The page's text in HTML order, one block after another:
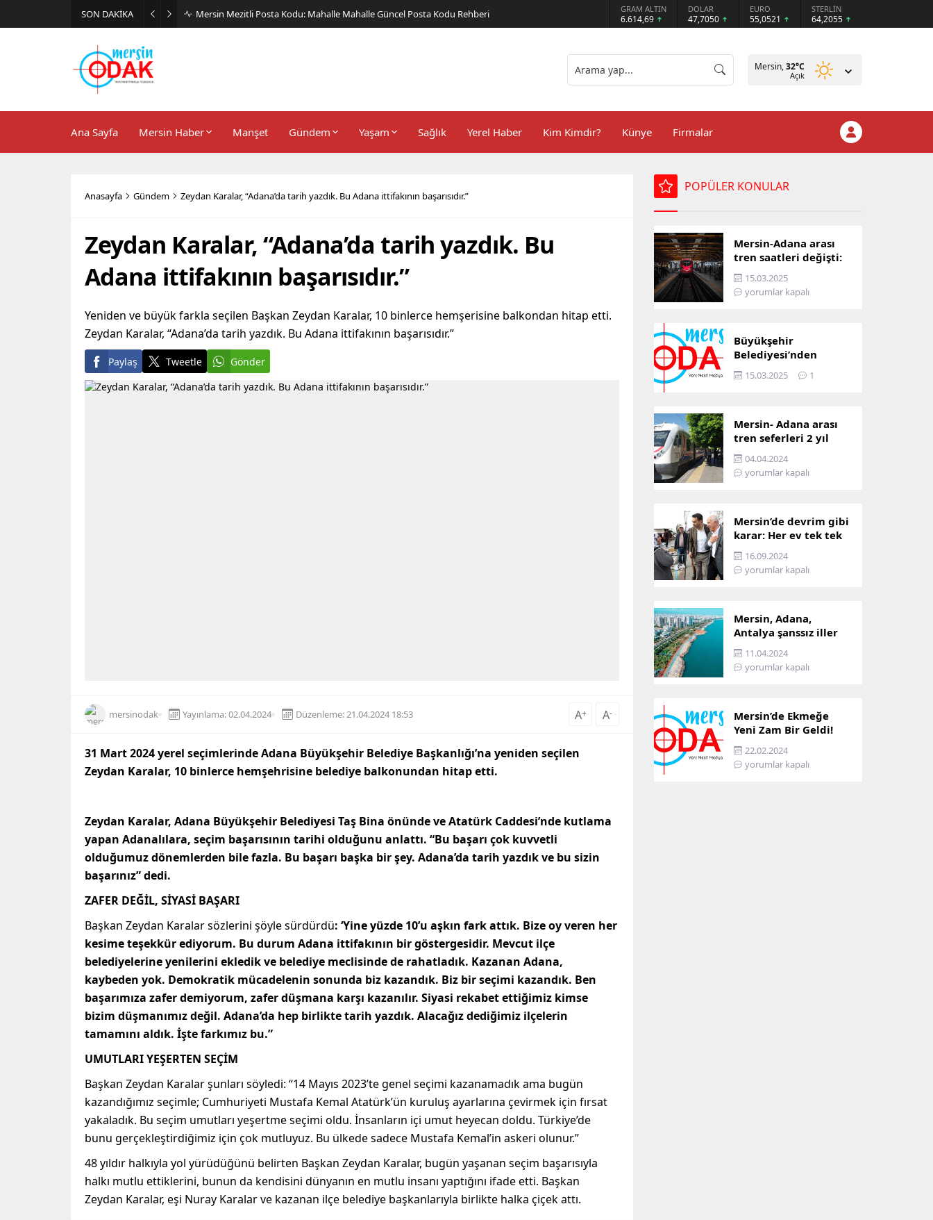
SON DAKİKA Günlük Stil İçin Erkek Sneaker Önerileri GRAM ALTIN
6.614,69
DOLAR
47,7050
EURO
55,0521
STERLİN
64,2055
Mersin,32°C
Açık
Ana Sayfa Mersin Haber Manşet Gündem Yaşam Sağlık Yerel Haber Kim Kimdir? Künye Firmalar
Anasayfa Gündem Zeydan Karalar, “Adana’da tarih yazdık. Bu Adana ittifakının başarısıdır.”
Zeydan Karalar, “Adana’da tarih yazdık. Bu
Adana ittifakının başarısıdır.”
Yeniden ve büyük farkla seçilen Başkan Zeydan Karalar, 10 binlerce hemşerisine balkondan hitap etti.
Zeydan Karalar, “Adana’da tarih yazdık. Bu Adana ittifakının başarısıdır.”
Paylaş Tweetle Gönder
mersinodak Yayınlama: 02.04.2024 Düzenleme: 21.04.2024 18:53 A+ A-
31 Mart 2024 yerel seçimlerinde Adana Büyükşehir Belediye Başkanlığı’na yeniden seçilen
Zeydan Karalar, 10 binlerce hemşehrisine belediye balkonundan hitap etti.
Zeydan Karalar, Adana Büyükşehir Belediyesi Taş Bina önünde ve Atatürk Caddesi’nde kutlama
yapan Adanalılara, seçim başarısının tarihi olduğunu anlattı. “Bu başarı çok kuvvetli
olduğumuz dönemlerden bile fazla. Bu başarı başka bir şey. Adana’da tarih yazdık ve bu sizin
başarınız” dedi.
ZAFER DEĞİL, SİYASİ BAŞARI
Başkan Zeydan Karalar sözlerini şöyle sürdürdü: ‘Yine yüzde 10’u aşkın fark attık. Bize oy veren her
kesime teşekkür ediyorum. Bu durum Adana ittifakının bir göstergesidir. Mevcut ilçe
belediyelerine yenilerini ekledik ve belediye meclisinde de rahatladık. Kazanan Adana,
kaybeden yok. Demokratik mücadelenin sonunda biz kazandık. Biz bir seçimi kazandık. Ben
başarımıza zafer demiyorum, zafer düşmana karşı kazanılır. Siyasi rekabet ettiğimiz kimse
bizim düşmanımız değil. Adana’da hep birlikte tarih yazdık. Alacağız dediğimiz ilçelerin
tamamını aldık. İşte farkımız bu.”
UMUTLARI YEŞERTEN SEÇİM
Başkan Zeydan Karalar şunları söyledi: “14 Mayıs 2023’te genel seçimi kazanamadık ama bugün
kazandığımız seçimle; Cumhuriyeti Mustafa Kemal Atatürk’ün kuruluş ayarlarına çevirmek için fırsat
yakaladık. Bu seçim umutları yeşertme seçimi oldu. İnsanların içi umut heyecan doldu. Türkiye’de
bunu gerçekleştirdiğimiz için çok mutluyuz. Bu ülkede sadece Mustafa Kemal’in askeri olunur.”
48 yıldır halkıyla yol yürüdüğünü belirten Başkan Zeydan Karalar, bugün yaşanan seçim başarısıyla
halkı mutlu ettiklerini, bunun da kendisini dünyanın en mutlu insanı yaptığını ifade etti. Başkan
Zeydan Karalar, eşi Nuray Karalar ve kazanan ilçe belediye başkanlarıyla birlikte halka çiçek attı.
POPÜLER KONULAR
Mersin-Adana arası
tren saatleri değişti:
İşte yeni ulaşım listesi
15.03.2025
yorumlar kapalı
Büyükşehir
Belediyesi’nden
Mersin ve Adana arası
ulaşım başladı
15.03.2025 1
Mersin- Adana arası
tren seferleri 2 yıl
boyunca
çalışmayacak
04.04.2024
yorumlar kapalı
Mersin’de devrim gibi
karar: Her ev tek tek
incelenecek!
16.09.2024
yorumlar kapalı
Mersin, Adana,
Antalya şanssız iller
arasına girdi: İşte
sebebi…
11.04.2024
yorumlar kapalı
Mersin’de Ekmeğe
Yeni Zam Bir Geldi!
İşte Mersin’in Zamlı
Ekmek Fiyatı!
22.02.2024
yorumlar kapalı